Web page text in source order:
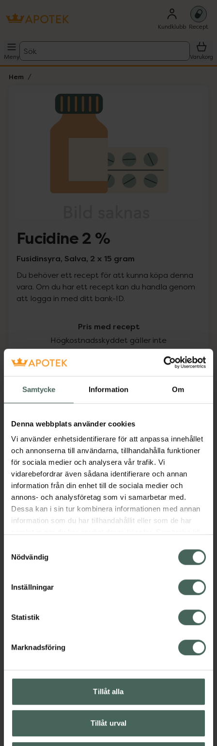
Samtycke Information Om
Denna webbplats använder cookies
Vi använder enhetsidentifierare för att anpassa innehållet
och annonserna till användarna, tillhandahålla funktioner
för sociala medier och analysera vår trafik. Vi
vidarebefordrar även sådana identifierare och annan
information från din enhet till de sociala medier och
annons- och analysföretag som vi samarbetar med.
Dessa kan i sin tur kombinera informationen med annan
information som du har tillhandahållit eller som de har
återkalla ditt samtycke via webbplatsens
cookieinställningar. Ett återkallat samtycke påverkar inte
lagligheten av behandling som skett innan återkallelsen.
Nödvändig
Inställningar
Statistik
Marknadsföring
Tillåt alla
Tillåt urval
Kundklubb Recept
Meny
Sök
Varukorg
Hem
Lista: . Innehåller 1 objekt.
Fucidine 2 %
Fusidinsyra, Salva, 2 x 15 gram
Du behöver ett recept för att kunna köpa denna
vara. Om du har ett recept kan du handla genom
att logga in med ditt bank-ID.
Pris med recept
Högkostnadsskyddet gäller inte
I apotek: 218 kr
Aktuella erbjudanden
Beskrivning Dölj
EAN: 07046260442177
syd till Lappland i norr, och online i mobilen och på
datorn. Oavsett vem du är så är det vårt uppdrag att
hjälpa just dig att må lite bättre. Välkommen att prata
med oss.
Kundservice
Vanliga frågor
Hitta apotek
Leverans, betalning och retur
App